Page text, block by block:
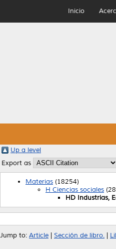
Inicio
Up a level
Export as
Materias (18254)
H Ciencias sociales
HD Industrias,
Jump to: Article Sección de libro.